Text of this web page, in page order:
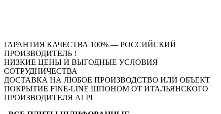
ГАРАНТИЯ КАЧЕСТВА 100% — РОССИЙСКИЙ
ПРОИЗВОДИТЕЛЬ !
НИЗКИЕ ЦЕНЫ И ВЫГОДНЫЕ УСЛОВИЯ
СОТРУДНИЧЕСТВА
ДОСТАВКА НА ЛЮБОЕ ПРОИЗВОДСТВО ИЛИ ОБЪЕКТ
ПОКРЫТИЕ FINE-LINE ШПОНОМ ОТ ИТАЛЬЯНСКОГО
ПРОИЗВОДИТЕЛЯ ALPI